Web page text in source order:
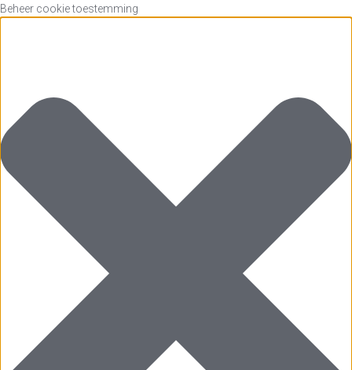
Beheer cookie toestemming